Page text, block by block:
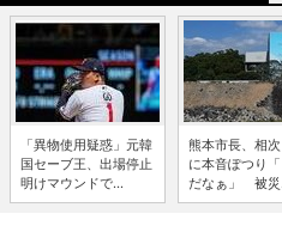
「異物使用疑惑」元韓
国セーブ王、出場停止
明けマウンドで...
熊本市長、相
に本音ぽつり
だなぁ」 被災